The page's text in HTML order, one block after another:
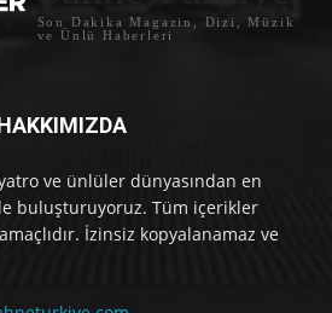
Son Dakika Magazin, Dizi, Müzik
ve Ünlü Haberleri
ve ünlüler dünyasından en
buluşturuyoruz. Tüm içerikler
İzinsiz kopyalanamaz ve